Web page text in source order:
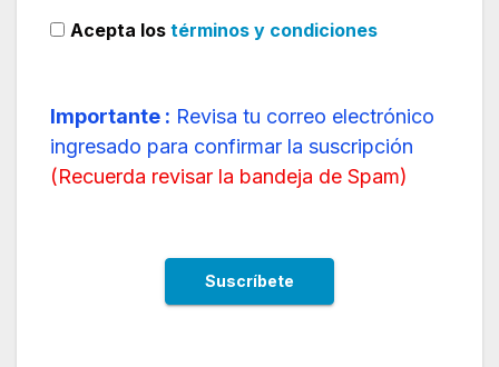
Acepta los términos y condiciones
Importante : Revisa tu correo electrónico
ingresado para confirmar la suscripción
(Recuerda revisar la bandeja de Spam)